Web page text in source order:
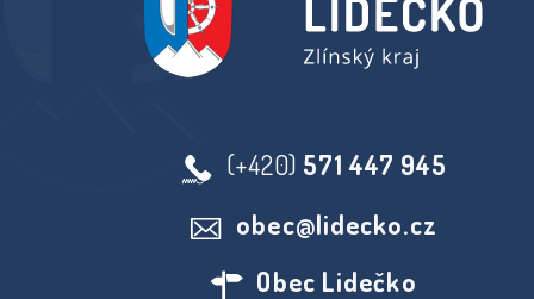
(+420) 571 447 945
obec@lidecko.cz
Obec Lidečko